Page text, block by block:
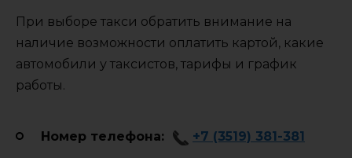
При выборе такси обратить внимание на
наличие возможности оплатить картой, какие
автомобили у таксистов, тарифы и график
работы.
Номер телефона: +7 (3519) 381-381